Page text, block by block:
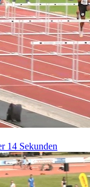
14 Sekunden